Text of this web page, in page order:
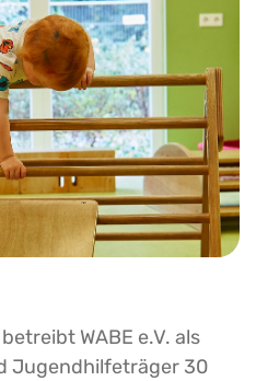
WABE e.V. als
Jugendhilfeträger 30